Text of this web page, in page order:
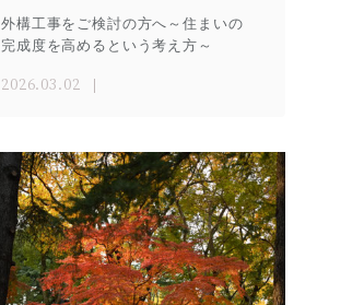
外構工事をご検討の方へ～住まいの
完成度を高めるという考え方～
2026.03.02